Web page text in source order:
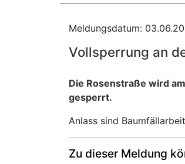
Meldungsdatum:
Vollsperrung an
Die Rosenstraße wird
gesperrt.
Anlass sind
Zu dieser Meldung